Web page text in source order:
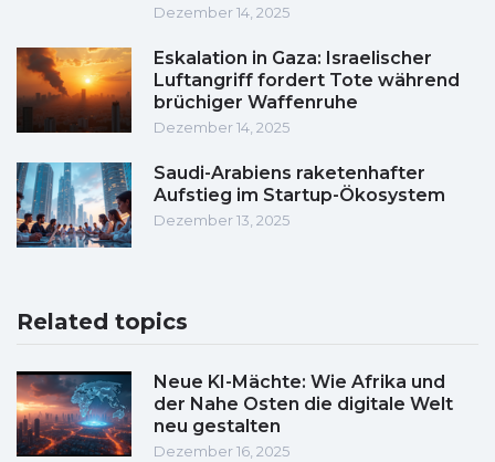
Dezember 14, 2025
Eskalation in Gaza: Israelischer
Luftangriff fordert Tote während
brüchiger Waffenruhe
Dezember 14, 2025
Saudi-Arabiens raketenhafter
Aufstieg im Startup-Ökosystem
Dezember 13, 2025
Related topics
Neue KI-Mächte: Wie Afrika und
der Nahe Osten die digitale Welt
neu gestalten
Dezember 16, 2025